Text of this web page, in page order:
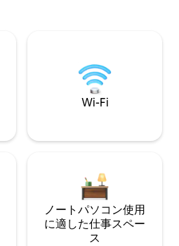
Wi-Fi
ノートパソコン使用
に適した仕事スペー
ス